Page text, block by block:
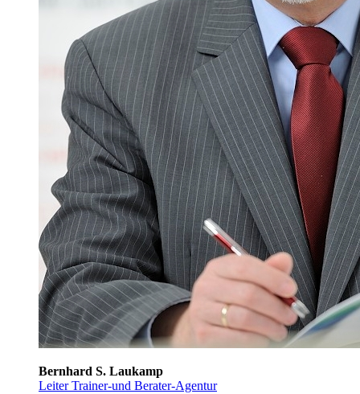
Bernhard S. Laukamp
Leiter Trainer-und Berater-Agentur